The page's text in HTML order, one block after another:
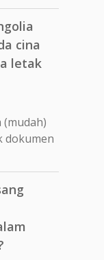
cina
letak
(mudah)
dokumen